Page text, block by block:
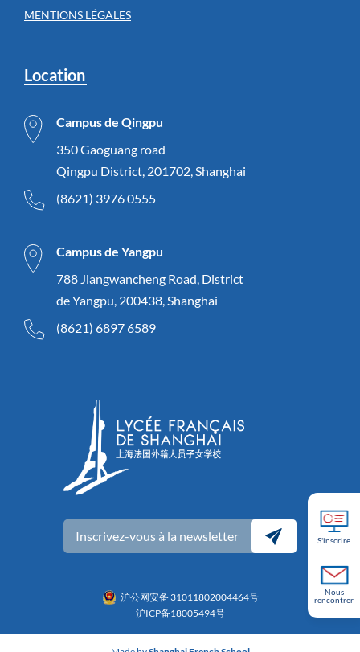
S'inscrire
Nous
rencontrer
MENTIONS LÉGALES
Location
Campus de Qingpu
350 Gaoguang road
Qingpu District, 201702, Shanghai
(8621) 3976 0555
Campus de Yangpu
788 Jiangwancheng Road, District
de Yangpu, 200438, Shanghai
(8621) 6897 6589
Inscrivez-vous à la newsletter
沪公网安备 31011802004464号
沪ICP备18005494号